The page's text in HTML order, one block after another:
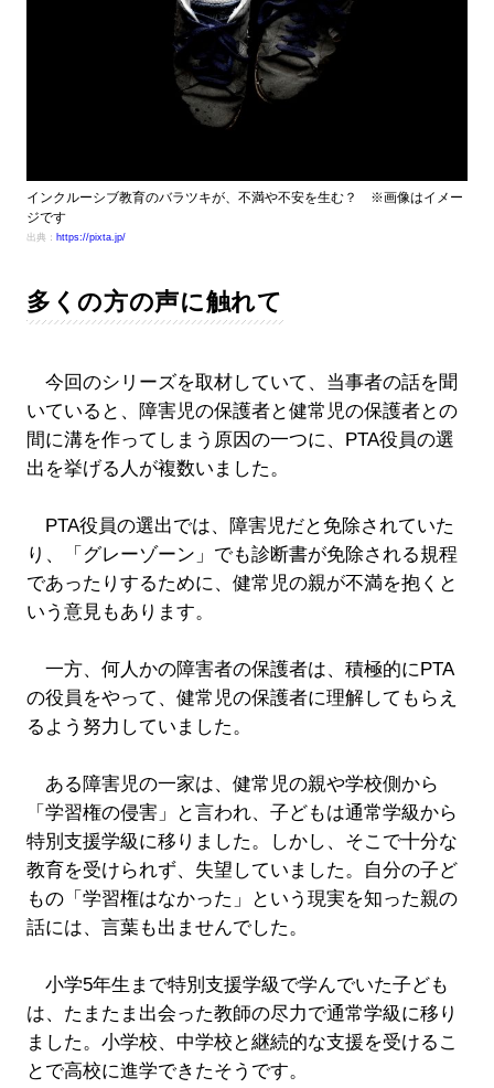
インクルーシブ教育のバラツキが、不満や不安を生む？ ※画像はイメー
ジです
出典： https://pixta.jp/
多くの方の声に触れて
今回のシリーズを取材していて、当事者の話を聞
いていると、障害児の保護者と健常児の保護者との
間に溝を作ってしまう原因の一つに、PTA役員の選
出を挙げる人が複数いました。
PTA役員の選出では、障害児だと免除されていた
り、「グレーゾーン」でも診断書が免除される規程
であったりするために、健常児の親が不満を抱くと
いう意見もあります。
一方、何人かの障害者の保護者は、積極的にPTA
の役員をやって、健常児の保護者に理解してもらえ
るよう努力していました。
ある障害児の一家は、健常児の親や学校側から
「学習権の侵害」と言われ、子どもは通常学級から
特別支援学級に移りました。しかし、そこで十分な
教育を受けられず、失望していました。自分の子ど
もの「学習権はなかった」という現実を知った親の
話には、言葉も出ませんでした。
小学5年生まで特別支援学級で学んでいた子ども
は、たまたま出会った教師の尽力で通常学級に移り
ました。小学校、中学校と継続的な支援を受けるこ
とで高校に進学できたそうです。